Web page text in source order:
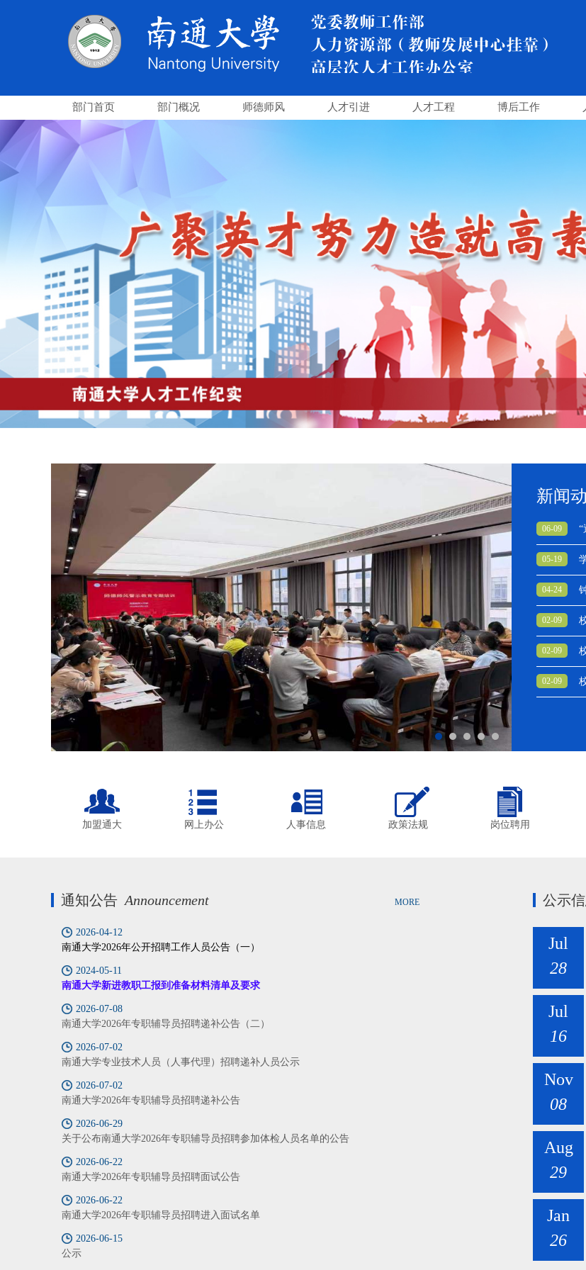
部门首页 部门概况 师德师风 人才引进 人才工程 博后工作
新闻
06-09 “
05-19
04-24
02-09
02-09
02-09
加盟通大 网上办公 人事信息 政策法规 岗位聘用
通知公告 Announcement MORE
2026-04-12
南通大学2026年公开招聘工作人员公告（一）
2024-05-11
南通大学新进教职工报到准备材料清单及要求
2026-07-08
南通大学2026年专职辅导员招聘递补公告（二）
2026-07-02
南通大学专业技术人员（人事代理）招聘递补人员公示
2026-07-02
南通大学2026年专职辅导员招聘递补公告
2026-06-29
关于公布南通大学2026年专职辅导员招聘参加体检人员名单的公告
2026-06-22
南通大学2026年专职辅导员招聘面试公告
2026-06-22
南通大学2026年专职辅导员招聘进入面试名单
2026-06-15
公示
公示
Jul
28
Jul
16
Nov
08
Aug
29
Jan
26